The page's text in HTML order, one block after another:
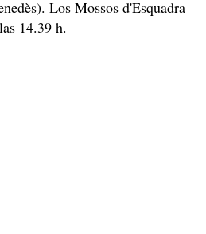
Los Mossos d'Esquadra
14.39 h.